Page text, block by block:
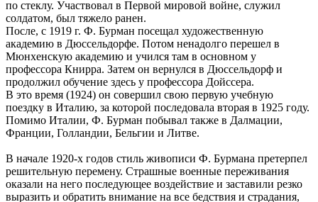
по стеклу. Участвовал в Первой мировой войне, служил
солдатом, был тяжело ранен.
После, с 1919 г. Ф. Бурман посещал художественную
академию в Дюссельдорфе. Потом ненадолго перешел в
Мюнхенскую академию и учился там в основном у
профессора Книрра. Затем он вернулся в Дюссельдорф и
продолжил обучение здесь у профессора Дойссера.
В это время (1924) он совершил свою первую учебную
поездку в Италию, за которой последовала вторая в 1925 году.
Помимо Италии, Ф. Бурман побывал также в Далмации,
Франции, Голландии, Бельгии и Литве.
В начале 1920-х годов стиль живописи Ф. Бурмана претерпел
решительную перемену. Страшные военные переживания
оказали на него последующее воздействие и заставили резко
выразить и обратить внимание на все бедствия и страдания,